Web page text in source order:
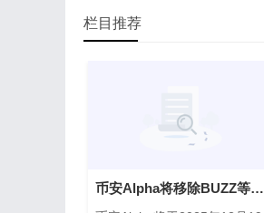
栏目推荐
币安Alpha将移除BUZZ等9个币种